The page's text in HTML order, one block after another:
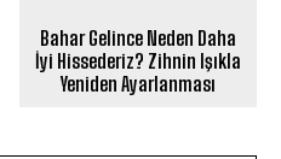
Bahar Gelince Neden Daha
İyi Hissederiz? Zihnin Işıkla
Yeniden Ayarlanması